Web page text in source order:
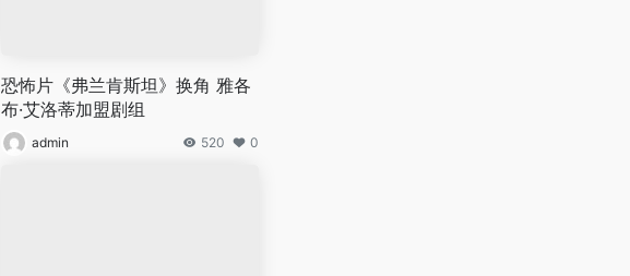
恐怖片《弗兰肯斯坦》换角 雅各
布·艾洛蒂加盟剧组
admin 520 0